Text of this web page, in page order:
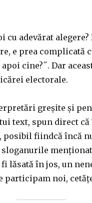
cu adevărat
e prea complicată
apoi cine?˝. Dar
electorale.
greșite și
text, spun direct
posibil fiindcă încă
lăsată în jos, un
participam noi,